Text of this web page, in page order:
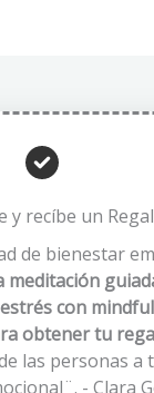
y recíbe un
de bienestar
meditación
con
obtener tu
las personas a
- Clara